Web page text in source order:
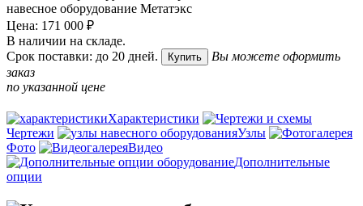
Цена: 171 000 ₽
В наличии на складе.
Срок поставки: до 20 дней.
Купить
Вы можете оформить
заказ
по указанной цене
Характеристики
Чертежи
Узлы
Фото
Видео
Дополнительные
опции